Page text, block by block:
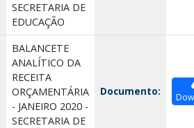
SECRETARIA DE
EDUCAÇÃO
BALANCETE
ANALÍTICO DA
RECEITA
ORÇAMENTÁRIA
- JANEIRO 2020 -
SECRETARIA DE
Documento: